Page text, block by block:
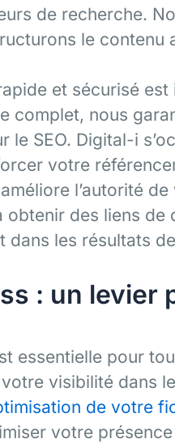
de recherche.
le contenu
et sécurisé est
complet, nous
le SEO. Digital-i
votre
l’autorité
des liens de
dans les résultats
: un levier
essentielle pour
visibilité dans
de votre
votre